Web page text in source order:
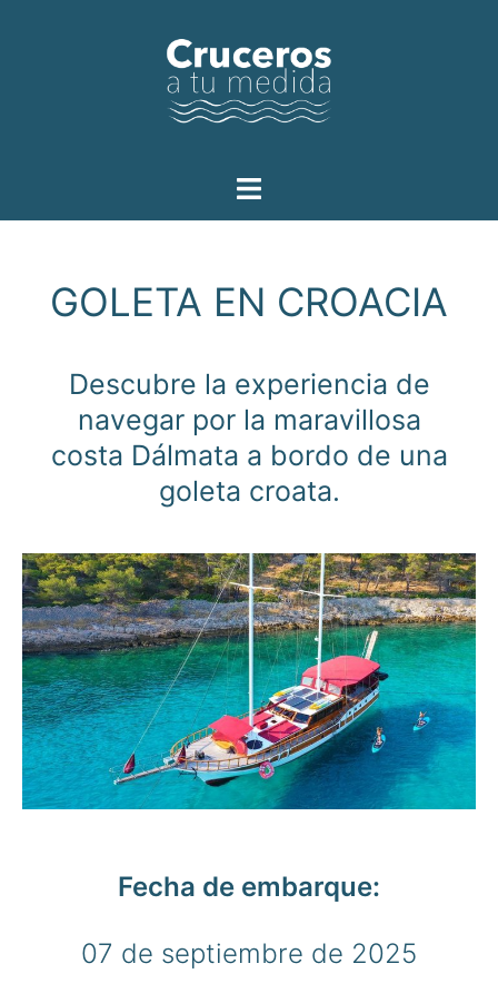
GOLETA EN CROACIA
Descubre la experiencia de
navegar por la maravillosa
costa Dálmata a bordo de una
goleta croata.
Fecha de embarque:
07 de septiembre de 2025